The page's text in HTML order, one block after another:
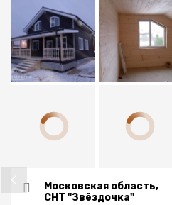
Московская область,
СНТ "Звёздочка"